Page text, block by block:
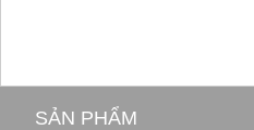
SẢN PHẨM